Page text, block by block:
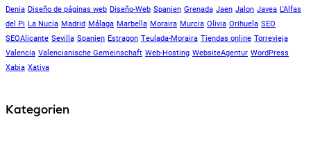
Denia Diseño de páginas web Diseño-Web Spanien Grenada Jaen Jalon Javea L'Alfas
del Pi La Nucia Madrid Málaga Marbella Moraira Murcia Olivia Orihuela SEO
SEOAlicante Sevilla Spanien Estragon Teulada-Moraira Tiendas online Torrevieja
Valencia Valencianische Gemeinschaft Web-Hosting WebsiteAgentur WordPress
Xabia Xativa
Kategorien